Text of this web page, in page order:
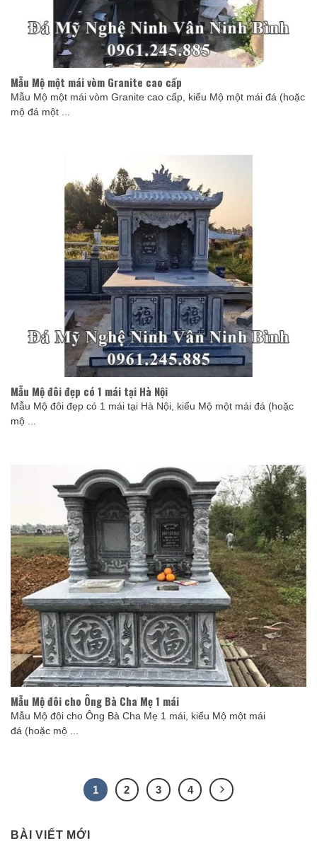
Mẫu Mộ một mái vòm Granite cao cấp
Mẫu Mộ một mái vòm Granite cao cấp, kiểu Mộ một mái đá (hoặc
mộ đá một ...
Mẫu Mộ đôi đẹp có 1 mái tại Hà Nội
Mẫu Mộ đôi đẹp có 1 mái tại Hà Nội, kiểu Mộ một mái đá (hoặc
mộ ...
Mẫu Mộ đôi cho Ông Bà Cha Mẹ 1 mái
Mẫu Mộ đôi cho Ông Bà Cha Mẹ 1 mái, kiểu Mộ một mái
đá (hoặc mộ ...
1 2 3 4
BÀI VIẾT MỚI